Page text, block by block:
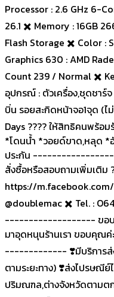
Processor : 2.6 GHz 6-
26.1 ✖️ Memory : 16GB
Flash Storage ✖️ Color :
Graphics 630 : AMD
Count 239 / Normal ✖️
อุปกรณ์ : ตัวเครื่อง,ชุดชาร์
บิ่น รอยสะกิดหน้าจอ1จุด (
Days ???? ให้สิทธิคนพร้อ
*โดนน้ำ *วอยด์ขาด,หลุด *
ประกัน
สั่งซื้อหรือสอบถามเพิ่มเติม
https://
@doublemac ✖️ Tel. :
------------------- ขอบพ
มาอุดหนุนร้านเรา ขอ
------------- ❣️มีบริการส่ง
ตามระยะทาง) ❣️ส่งไปรษณี
ปริมณฑล,ต่างจังหวัดตามต